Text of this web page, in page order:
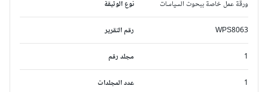
نوع الوثيقة ورقة عمل خاصة ببحوث السياسات
رقم التقرير WPS8063
مجلد رقم
عدد المجلدات